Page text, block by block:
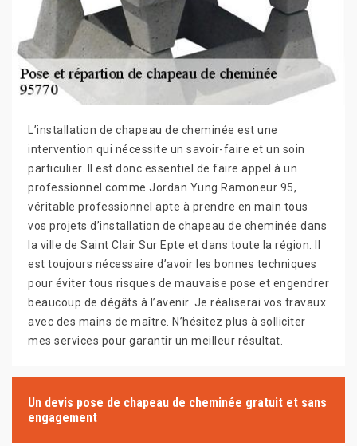
L’installation de chapeau de cheminée est une
intervention qui nécessite un savoir-faire et un soin
particulier. Il est donc essentiel de faire appel à un
professionnel comme Jordan Yung Ramoneur 95,
véritable professionnel apte à prendre en main tous
vos projets d’installation de chapeau de cheminée dans
la ville de Saint Clair Sur Epte et dans toute la région. Il
est toujours nécessaire d’avoir les bonnes techniques
pour éviter tous risques de mauvaise pose et engendrer
beaucoup de dégâts à l’avenir. Je réaliserai vos travaux
avec des mains de maître. N’hésitez plus à solliciter
mes services pour garantir un meilleur résultat.
Un devis pose de chapeau de cheminée gratuit et sans
engagement